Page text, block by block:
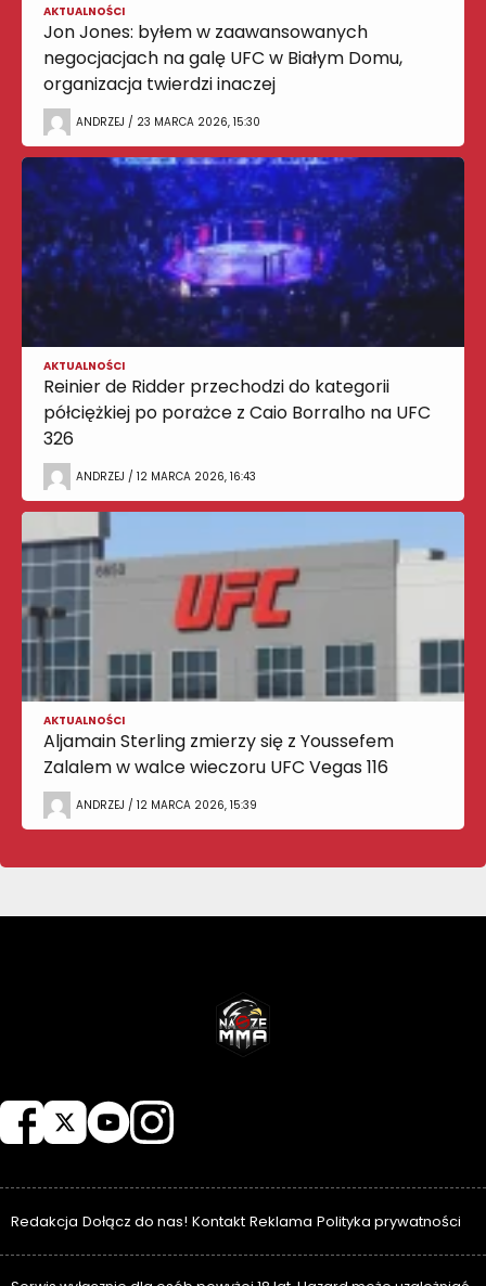
AKTUALNOŚCI
Jon Jones: byłem w zaawansowanych
negocjacjach na galę UFC w Białym Domu,
organizacja twierdzi inaczej
ANDRZEJ / 23 MARCA 2026, 15:30
AKTUALNOŚCI
Reinier de Ridder przechodzi do kategorii
półciężkiej po porażce z Caio Borralho na UFC
326
ANDRZEJ / 12 MARCA 2026, 16:43
AKTUALNOŚCI
Aljamain Sterling zmierzy się z Youssefem
Zalalem w walce wieczoru UFC Vegas 116
ANDRZEJ / 12 MARCA 2026, 15:39
Redakcja Dołącz do nas! Kontakt Reklama Polityka prywatności